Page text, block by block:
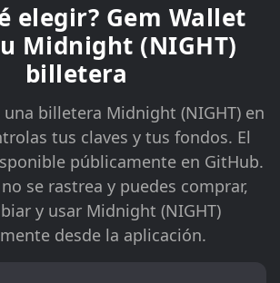
elegir? Gem Wallet
Midnight (NIGHT)
billetera
una billetera Midnight (NIGHT) en
tus claves y tus fondos. El
públicamente en GitHub.
se rastrea y puedes comprar,
y usar Midnight (NIGHT)
desde la aplicación.